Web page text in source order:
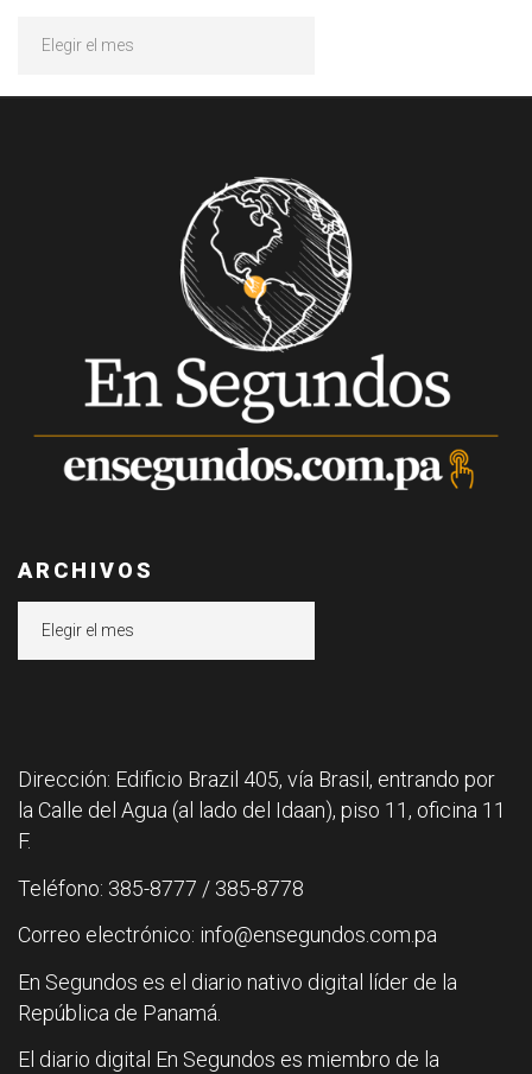
ARCHIVOS
Dirección: Edificio Brazil 405, vía Brasil, entrando por
la Calle del Agua (al lado del Idaan), piso 11, oficina 11
F.
Teléfono: 385-8777 / 385-8778
Correo electrónico: info@ensegundos.com.pa
En Segundos es el diario nativo digital líder de la
República de Panamá.
El diario digital En Segundos es miembro de la